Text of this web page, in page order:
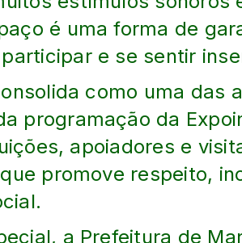
é uma forma de
e se sentir
como uma das
programação da
apoiadores e
promove respeito,
a Prefeitura de